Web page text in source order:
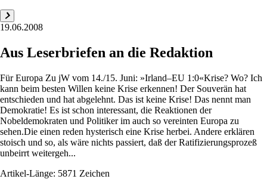
19.06.2008
Aus Leserbriefen an die Redaktion
Für Europa Zu jW vom 14./15. Juni: »Irland–EU 1:0«Krise? Wo? Ich
kann beim besten Willen keine Krise erkennen! Der Souverän hat
entschieden und hat abgelehnt. Das ist keine Krise! Das nennt man
Demokratie! Es ist schon interessant, die Reaktionen der
Nobeldemokraten und Politiker im auch so vereinten Europa zu
sehen.Die einen reden hysterisch eine Krise herbei. Andere erklären
stoisch und so, als wäre nichts passiert, daß der Ratifizierungsprozeß
unbeirrt weitergeh...
Artikel-Länge: 5871 Zeichen